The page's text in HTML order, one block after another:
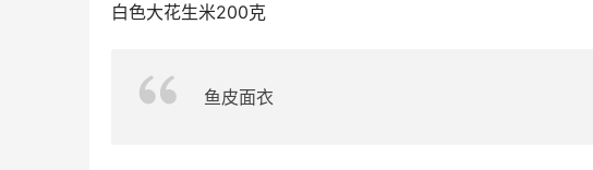
白色大花生米200克
鱼皮面衣